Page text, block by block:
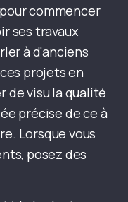
commencer
ses travaux
à d'anciens
projets en
de visu la qualité
précise de ce à
Lorsque vous
posez des